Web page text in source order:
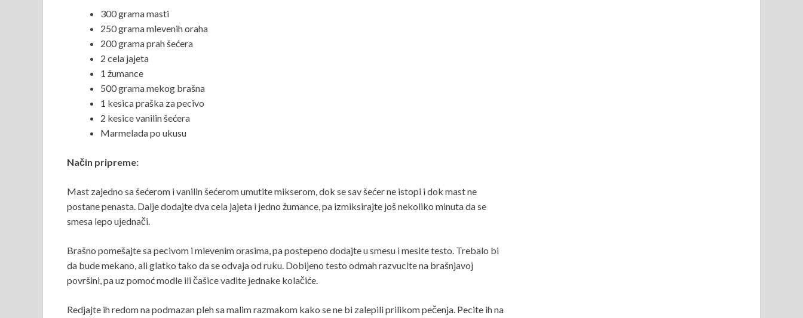
300 grama masti
250 grama mlevenih oraha
200 grama prah šećera
2 cela jajeta
1 žumance
500 grama mekog brašna
1 kesica praška za pecivo
2 kesice vanilin šećera
Marmelada po ukusu
Način pripreme:
Mast zajedno sa šećerom i vanilin šećerom umutite mikserom, dok se sav šećer ne istopi i dok mast ne
postane penasta. Dalje dodajte dva cela jajeta i jedno žumance, pa izmiksirajte još nekoliko minuta da se
smesa lepo ujednači.
Brašno pomešajte sa pecivom i mlevenim orasima, pa postepeno dodajte u smesu i mesite testo. Trebalo bi
da bude mekano, ali glatko tako da se odvaja od ruku. Dobijeno testo odmah razvucite na brašnjavoj
površini, pa uz pomoć modle ili čašice vadite jednake kolačiće.
Redjajte ih redom na podmazan pleh sa malim razmakom kako se ne bi zalepili prilikom pečenja. Pecite ih na